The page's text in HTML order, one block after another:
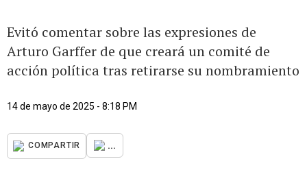
Evitó comentar sobre las expresiones de
Arturo Garffer de que creará un comité de
acción política tras retirarse su nombramiento
14 de mayo de 2025 - 8:18 PM
COMPARTIR ...